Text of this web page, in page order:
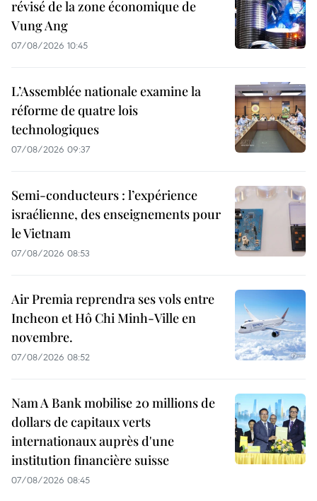
révisé de la zone économique de
Vung Ang
07/08/2026 10:45
L’Assemblée nationale examine la
réforme de quatre lois
technologiques
07/08/2026 09:37
Semi-conducteurs : l’expérience
israélienne, des enseignements pour
le Vietnam
07/08/2026 08:53
Air Premia reprendra ses vols entre
Incheon et Hô Chi Minh-Ville en
novembre.
07/08/2026 08:52
Nam A Bank mobilise 20 millions de
dollars de capitaux verts
internationaux auprès d'une
institution financière suisse
07/08/2026 08:45